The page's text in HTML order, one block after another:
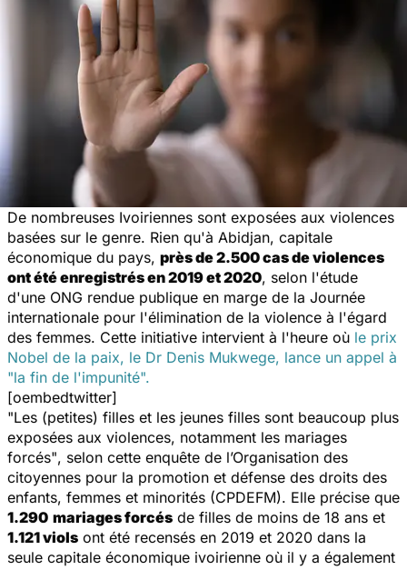
De nombreuses Ivoiriennes sont exposées aux violences
basées sur le genre. Rien qu'à Abidjan, capitale
économique du pays, près de 2.500 cas de violences
ont été enregistrés en 2019 et 2020, selon l'étude
d'une ONG rendue publique en marge de la Journée
internationale pour l'élimination de la violence à l'égard
des femmes. Cette initiative intervient à l'heure où le prix
Nobel de la paix, le Dr Denis Mukwege, lance un appel à
"la fin de l'impunité".
[oembedtwitter]
"Les (petites) filles et les jeunes filles sont beaucoup plus
exposées aux violences, notamment les mariages
forcés", selon cette enquête de l’Organisation des
citoyennes pour la promotion et défense des droits des
enfants, femmes et minorités (CPDEFM). Elle précise que
1.290 mariages forcés de filles de moins de 18 ans et
1.121 viols ont été recensés en 2019 et 2020 dans la
seule capitale économique ivoirienne où il y a également